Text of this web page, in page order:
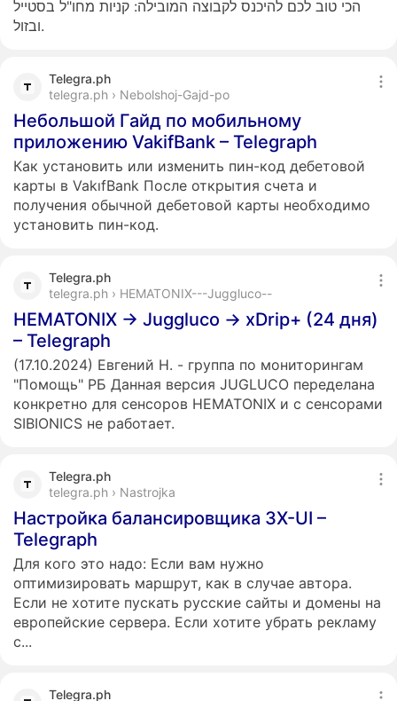
הכי טוב לכם להיכנס לקבוצה המובילה: קניות מחו"ל בסטייל
ובזול.
Telegra.ph
telegra.ph › Nebolshoj-Gajd-po
Небольшой Гайд по мобильному
приложению VakifBank – Telegraph
Как установить или изменить пин-код дебетовой
карты в VakıfBank После открытия счета и
получения обычной дебетовой карты необходимо
установить пин-код.
Telegra.ph
telegra.ph › HEMATONIX---Juggluco--
HEMATONIX -> Juggluco -> xDrip+ (24 дня)
– Telegraph
(17.10.2024) Евгений Н. - группа по мониторингам
"Помощь" РБ Данная версия JUGLUCO переделана
конкретно для сенсоров HEMATONIX и с сенсорами
SIBIONICS не работает.
Telegra.ph
telegra.ph › Nastrojka
Настройка балансировщика 3X-UI –
Telegraph
Для кого это надо: Если вам нужно
оптимизировать маршрут, как в случае автора.
Если не хотите пускать русские сайты и домены на
европейские сервера. Если хотите убрать рекламу
с...
Telegra.ph